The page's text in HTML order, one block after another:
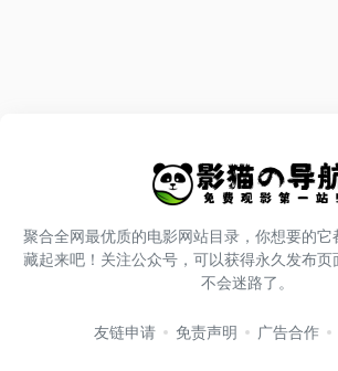
聚合全网最优质的电影网站目录，你想要的它
藏起来吧！关注公众号，可以获得永久发布
不会迷路了。
友链申请 免责声明 广告合作